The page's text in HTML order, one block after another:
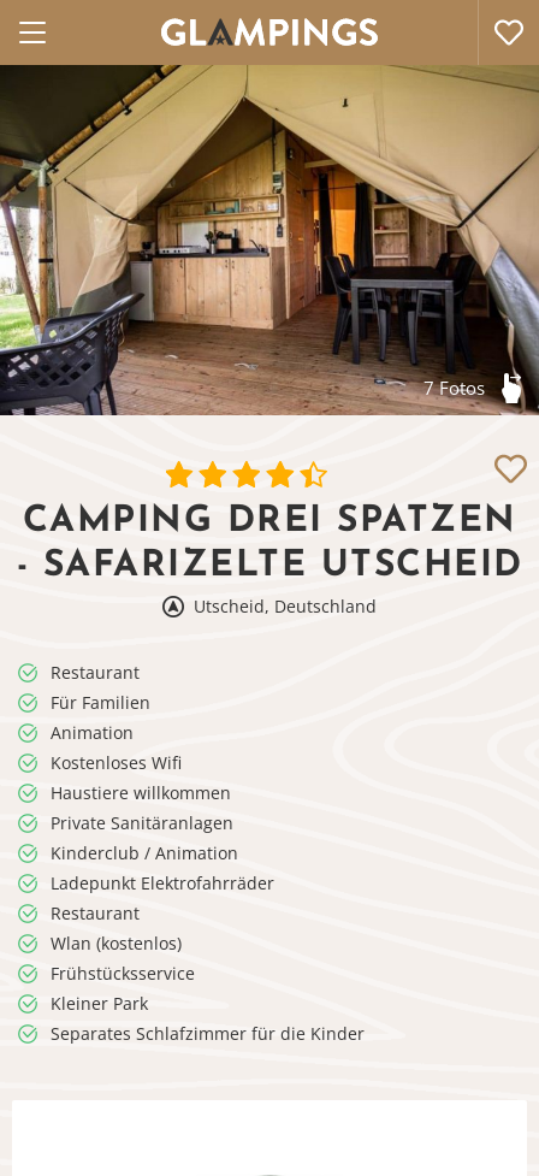
7 Fotos
CAMPING DREI SPATZEN
- SAFARIZELTE UTSCHEID
Utscheid, Deutschland
Restaurant
Für Familien
Animation
Kostenloses Wifi
Haustiere willkommen
Private Sanitäranlagen
Kinderclub / Animation
Ladepunkt Elektrofahrräder
Restaurant
Wlan (kostenlos)
Frühstücksservice
Kleiner Park
Separates Schlafzimmer für die Kinder